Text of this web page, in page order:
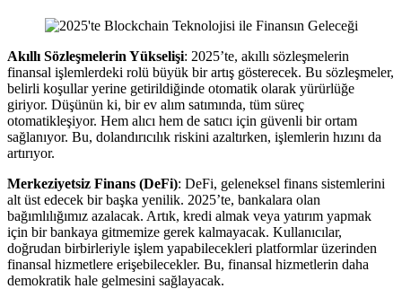
Akıllı Sözleşmelerin Yükselişi: 2025’te, akıllı sözleşmelerin
finansal işlemlerdeki rolü büyük bir artış gösterecek. Bu sözleşmeler,
belirli koşullar yerine getirildiğinde otomatik olarak yürürlüğe
giriyor. Düşünün ki, bir ev alım satımında, tüm süreç
otomatikleşiyor. Hem alıcı hem de satıcı için güvenli bir ortam
sağlanıyor. Bu, dolandırıcılık riskini azaltırken, işlemlerin hızını da
artırıyor.
Merkeziyetsiz Finans (DeFi): DeFi, geleneksel finans sistemlerini
alt üst edecek bir başka yenilik. 2025’te, bankalara olan
bağımlılığımız azalacak. Artık, kredi almak veya yatırım yapmak
için bir bankaya gitmemize gerek kalmayacak. Kullanıcılar,
doğrudan birbirleriyle işlem yapabilecekleri platformlar üzerinden
finansal hizmetlere erişebilecekler. Bu, finansal hizmetlerin daha
demokratik hale gelmesini sağlayacak.